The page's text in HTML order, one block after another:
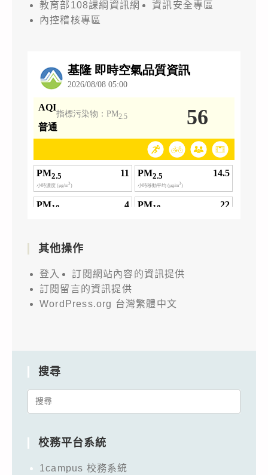
教育部108課綱資訊網
資訊安全專區
內控稽核專區
其他操作
登入
訂閱網站內容的資訊提供
訂閱留言的資訊提供
WordPress.org 台灣繁體中文
搜尋
Search
校務平台系統
1campus 校務系統